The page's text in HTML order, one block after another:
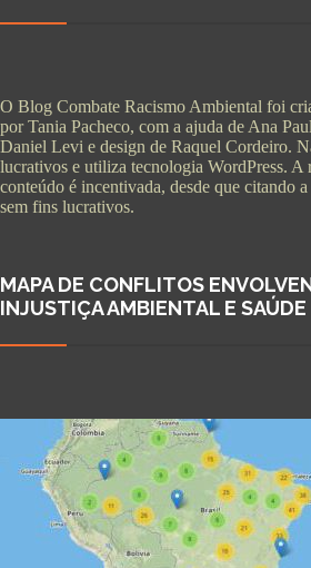
O Blog Combate Racismo Ambiental foi
por Tania Pacheco, com a ajuda de Ana
Daniel Levi e design de Raquel Cordeiro.
lucrativos e utiliza tecnologia WordPress. A
conteúdo é incentivada, desde que citando
sem fins lucrativos.
MAPA DE CONFLITOS
INJUSTIÇA AMBIENTAL E SAÚDE